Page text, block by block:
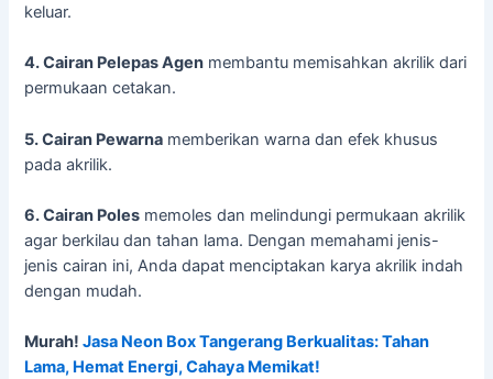
keluar.
4. Cairan Pelepas Agen membantu memisahkan akrilik dari
permukaan cetakan.
5. Cairan Pewarna memberikan warna dan efek khusus
pada akrilik.
6. Cairan Poles memoles dan melindungi permukaan akrilik
agar berkilau dan tahan lama. Dengan memahami jenis-
jenis cairan ini, Anda dapat menciptakan karya akrilik indah
dengan mudah.
Murah!Jasa Neon Box Tangerang Berkualitas: Tahan
Lama, Hemat Energi, Cahaya Memikat!